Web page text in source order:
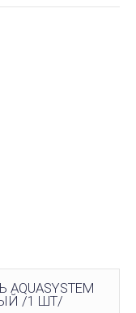
/1 ШТ/